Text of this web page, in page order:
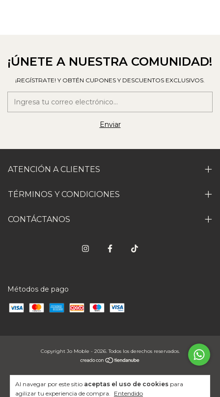
Al navegar por este sitio aceptas el uso de cookies para
agilizar tu experiencia de compra. Entendido
¡ÚNETE A NUESTRA COMUNIDAD!
¡REGÍSTRATE! Y OBTÉN CUPONES Y DESCUENTOS EXCLUSIVOS.
ATENCIÓN A CLIENTES
TÉRMINOS Y CONDICIONES
CONTÁCTANOS
Métodos de pago
Copyright Jo Moble - 2026. Todos los derechos reservados.